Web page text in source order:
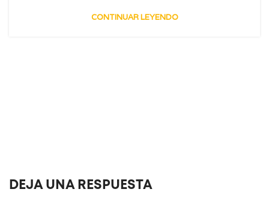
CONTINUAR LEYENDO
DEJA UNA RESPUESTA